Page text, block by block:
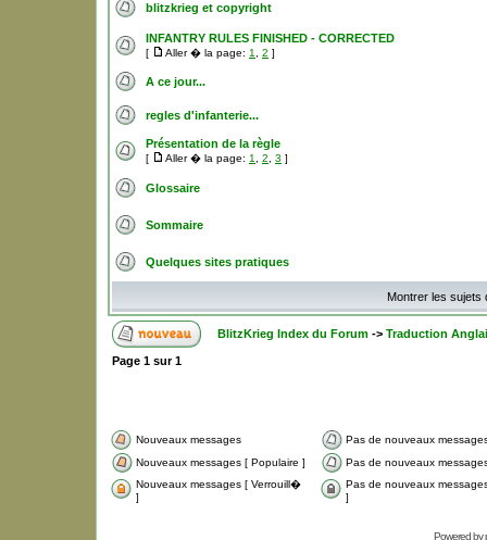
blitzkrieg et copyright
INFANTRY RULES FINISHED - CORRECTED
[ Aller � la page: 1 2 ]
A ce jour...
regles d'infanterie...
Présentation de la règle
[ Aller � la page: 1 2 3 ]
Glossaire
Sommaire
Quelques sites pratiques
Montrer les sujets
BlitzKrieg Index du Forum -> Traduction
Page 1 sur1
Nouveaux messages
Pas de nouveaux
Nouveaux messages [ Populaire ]
Pas de nouveaux
Nouveaux messages [ Verrouill�
]
Pas de nouveaux
]
Powered by